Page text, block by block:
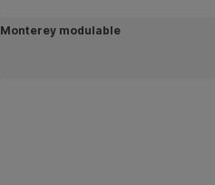
Monterey modulable